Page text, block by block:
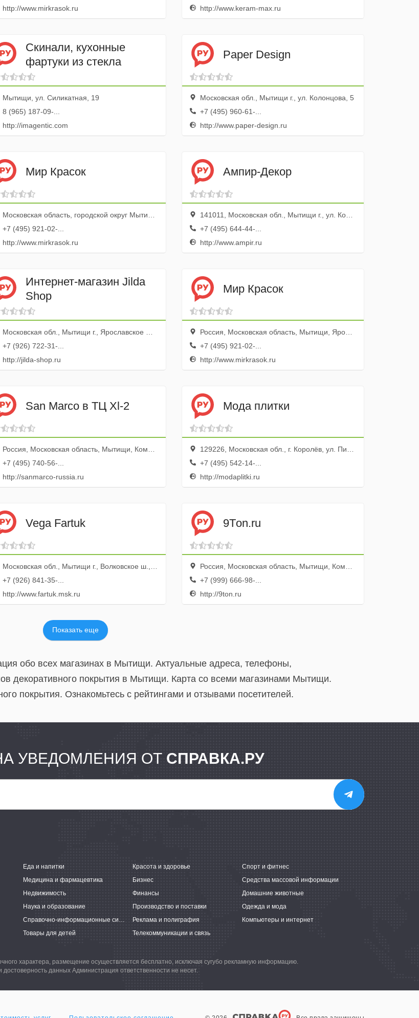
http://www.mirkrasok.ru
http://www.keram-max.ru
Скинали, кухонные
фартуки из стекла
Мытищи, ул. Силикатная, 19
8 (965) 187-09-...
http://imagentic.com
Paper Design
Московская обл., Мытищи г., ул. Колонцова, 5
+7 (495) 960-61-...
http://www.paper-design.ru
Мир Красок
Московская область, городской округ Мытищи, городское поселение Мытищи, ТК Яуза, пав. 9-15
+7 (495) 921-02-...
http://www.mirkrasok.ru
Ампир-Декор
141011, Московская обл., Мытищи г., ул. Коммунистическая, 10, корп.1, ТЦ XL
+7 (495) 644-44-...
http://www.ampir.ru
Интернет-магазин Jilda
Shop
Московская обл., Мытищи г., Ярославское ш., 118, ТК Строим Дом
+7 (926) 722-31-...
http://jilda-shop.ru
Мир Красок
Россия, Московская область, Мытищи, Ярославское шоссе, вл2Вс1
+7 (495) 921-02-...
http://www.mirkrasok.ru
San Marco в ТЦ Хl-2
Россия, Московская область, Мытищи, Коммунистическая улица, 10к1, 1 этаж
+7 (495) 740-56-...
http://sanmarco-russia.ru
Мода плитки
129226, Московская обл., г. Королёв, ул. Пионерская, 15, стр. 1, ТЦ Сити, 1 эт.
+7 (495) 542-14-...
http://modaplitki.ru
Vega Fartuk
Московская обл., Мытищи г., Волковское ш., вл. 5а, стр. 1, оф. 413
+7 (926) 841-35-...
http://www.fartuk.msk.ru
9Тon.ru
Россия, Московская область, Мытищи, Коммунистическая улица, 25ГкВ, СР Трак-терминал, линия В, пав. 8
+7 (999) 666-98-...
http://9ton.ru
Показать еще
обо всех магазинах в Мытищи. Актуальные адреса, телефоны,
декоративного покрытия в Мытищи. Карта со всеми магазинами Мытищи.
покрытия. Ознакомьтесь с рейтингами и отзывами посетителей.
УВЕДОМЛЕНИЯ ОТ СПРАВКА.РУ
Еда и напитки Красота и здоровье
Спорт и фитнес
Медицина и фармацевтика Бизнес
Средства массовой информации
Недвижимость Финансы
Домашние животные
Наука и образование Производство и поставки
Одежда и мода
Справочно-информационные системы Реклама и полиграфия
Компьютеры и интернет
Товары для детей Телекоммуникации и связь
характера, размещение осуществляется бесплатно, исключая сугубо рекламную информацию.
достоверность данных Администрация ответственности не несет.